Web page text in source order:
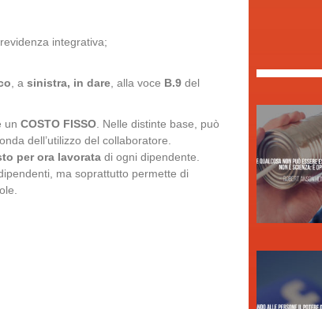
integrativa;
, a sinistra, in dare, alla voce B.9 del
un COSTO FISSO. Nelle distinte base, può
dell’utilizzo del collaboratore.
per ora lavorata di ogni dipendente.
ma soprattutto permette di